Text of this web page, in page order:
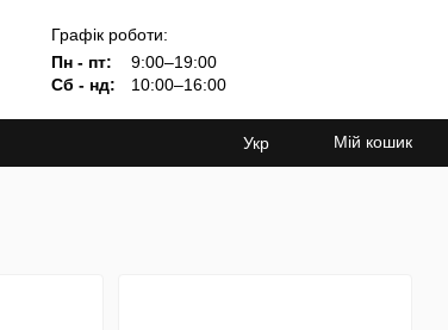
Графік роботи:
Пн - пт:
9:00–19:00
Сб - нд:
10:00–16:00
Укр Мій кошик